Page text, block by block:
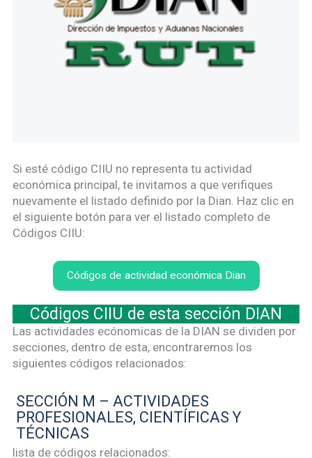
Si esté código CIIU no representa tu actividad
económica principal, te invitamos a que verifiques
nuevamente el listado definido por la Dian. Haz clic en
el siguiente botón para ver el listado completo de
Códigos CIIU:
Códigos de actividad económica Dian
Códigos CIIU de esta sección DIAN
Las actividades ecónomicas de la DIAN se dividen por
secciones, dentro de esta, encontraremos los
siguientes códigos relacionados:
SECCIÓN M – ACTIVIDADES
PROFESIONALES, CIENTÍFICAS Y
TÉCNICAS
lista de códigos relacionados: